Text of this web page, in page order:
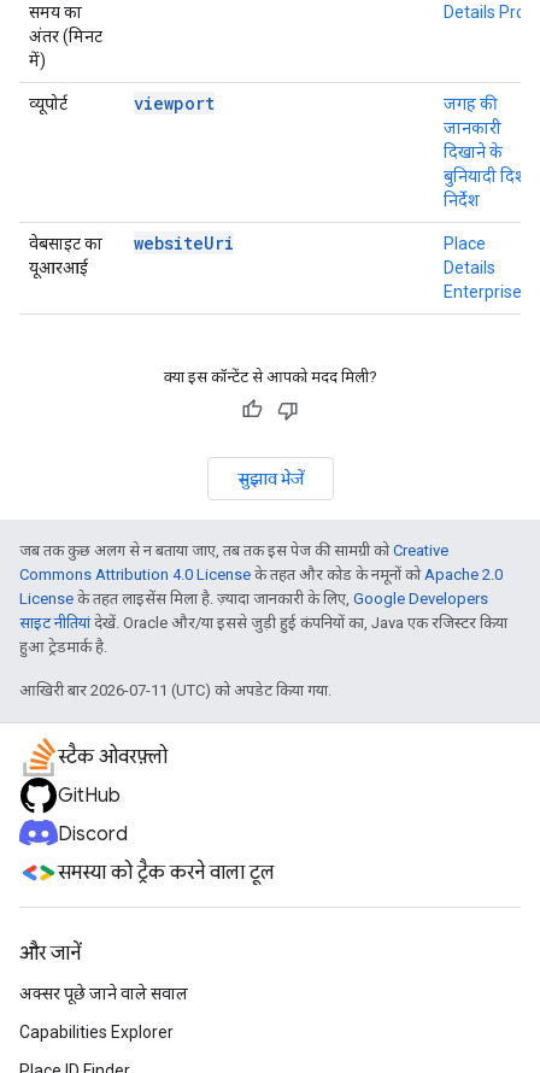
समय का
अंतर (मिनट
में)
Details Pro
व्यूपोर्ट viewport
जगह की
जानकारी
दिखाने के
बुनियादी दिशा-
निर्देश
वेबसाइट का
यूआरआई
websiteUri
Place
Details
Enterprise
क्या इस कॉन्टेंट से आपको मदद मिली?
सुझाव भेजें
जब तक कुछ अलग से न बताया जाए, तब तक इस पेज की सामग्री कोCreative
Commons Attribution 4.0 License के तहत और कोड के नमूनों कोApache 2.0
License के तहत लाइसेंस मिला है. ज़्यादा जानकारी के लिए, Google Developers
साइट नीतियांदेखें. Oracle और/या इससे जुड़ी हुई कंपनियों का, Java एक रजिस्टर किया
हुआ ट्रेडमार्क है.
आखिरी बार 2026-07-11 (UTC) को अपडेट किया गया.
स्टैक ओवरफ़्लो
GitHub
Discord
समस्या को ट्रैक करने वाला टूल
और जानें
अक्सर पूछे जाने वाले सवाल
Capabilities Explorer